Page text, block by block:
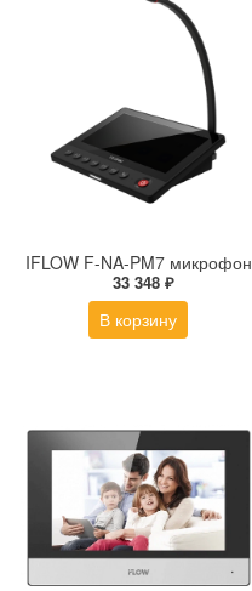
IFLOW F-NA-PM7 микрофон
33 348 ₽
В корзину